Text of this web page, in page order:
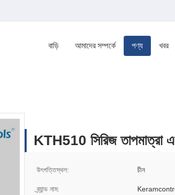
বাড়ি আমাদের সম্পর্কে পণ্য খবর
KTH510 সিরিজ তাপমাত্রা
উৎপত্তিস্থল: চীন
ব্র্যান্ড নাম: